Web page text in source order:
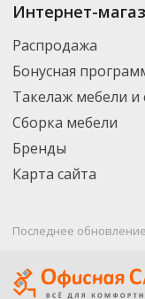
Интернет-
Распродажа
Бонусная
Такелаж мебели и
Сборка мебели
Бренды
Карта сайта
Последнее